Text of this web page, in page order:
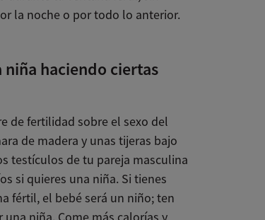
la noche o por todo lo anterior.
niña haciendo ciertas
de fertilidad sobre el sexo del
de madera y unas tijeras bajo
testículos de tu pareja masculina
si quieres una niña. Si tienes
fértil, el bebé será un niño; ten